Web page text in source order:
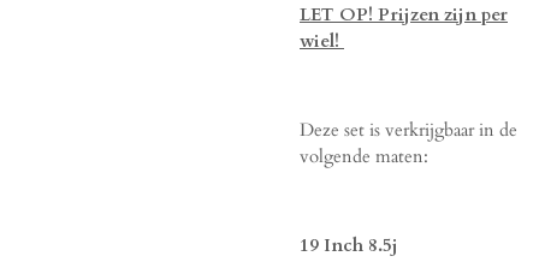
LET OP! Prijzen zijn per
wiel!
Deze set is verkrijgbaar in de
volgende maten:
19 Inch 8.5j